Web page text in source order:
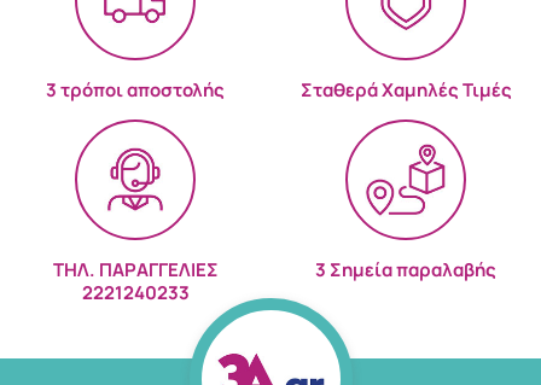
3 τρόποι αποστολής Σταθερά Χαμηλές Τιμές
ΤΗΛ. ΠΑΡΑΓΓΕΛΙΕΣ
2221240233
3 Σημεία παραλαβής